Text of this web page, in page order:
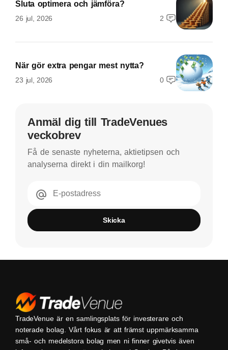
Sluta optimera och jämföra?
26 jul, 2026 2
När gör extra pengar mest nytta?
23 jul, 2026 0
Anmäl dig till TradeVenues
veckobrev
Få de senaste nyheterna, aktietipsen och
analyserna direkt i din mailkorg!
E-postadress
Skicka
TradeVenue är en samlingsplats för investerare och
noterade bolag. Vårt fokus är att främst uppmärksamma
små- och medelstora bolag men ni finner givetvis även